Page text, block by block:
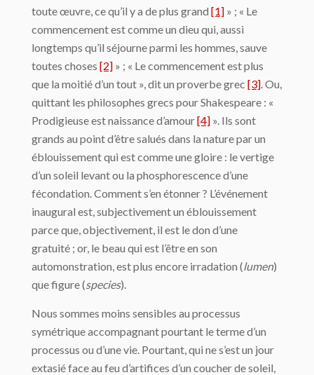
toute œuvre, ce qu’il y a de plus grand [1] » ; « Le
commencement est comme un dieu qui, aussi
longtemps qu’il séjourne parmi les hommes, sauve
toutes choses [2] » ; « Le commencement est plus
que la moitié d’un tout », dit un proverbe grec [3]. Ou,
quittant les philosophes grecs pour Shakespeare : «
Prodigieuse est naissance d’amour[4] ». Ils sont
grands au point d’être salués dans la nature par un
éblouissement qui est comme une gloire : le vertige
d’un soleil levant ou la phosphorescence d’une
fécondation. Comment s’en étonner ? L’événement
inaugural est, subjectivement un éblouissement
parce que, objectivement, il est le don d’une
gratuité ; or, le beau qui est l’être en son
automonstration, est plus encore irradation (lumen)
que figure (species).
Nous sommes moins sensibles au processus
symétrique accompagnant pourtant le terme d’un
processus ou d’une vie. Pourtant, qui ne s’est un jour
extasié face au feu d’artifices d’un coucher de soleil,